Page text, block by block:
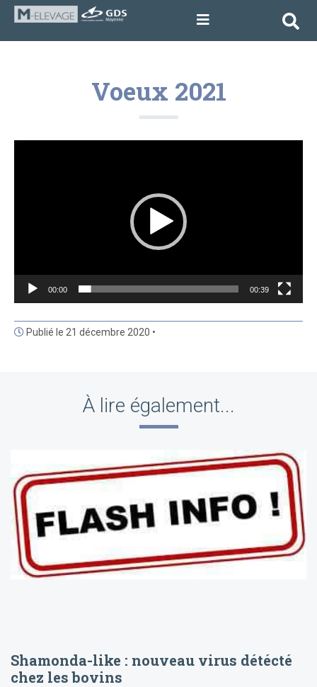
Voeux 2021
00:00 00:39
Publié le 21 décembre 2020 •
À lire également...
Shamonda-like : nouveau virus détécté
chez les bovins